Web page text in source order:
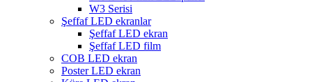
W3 Serisi
Şeffaf LED ekranlar
Şeffaf LED ekran
Şeffaf LED film
COB LED ekran
Poster LED ekran